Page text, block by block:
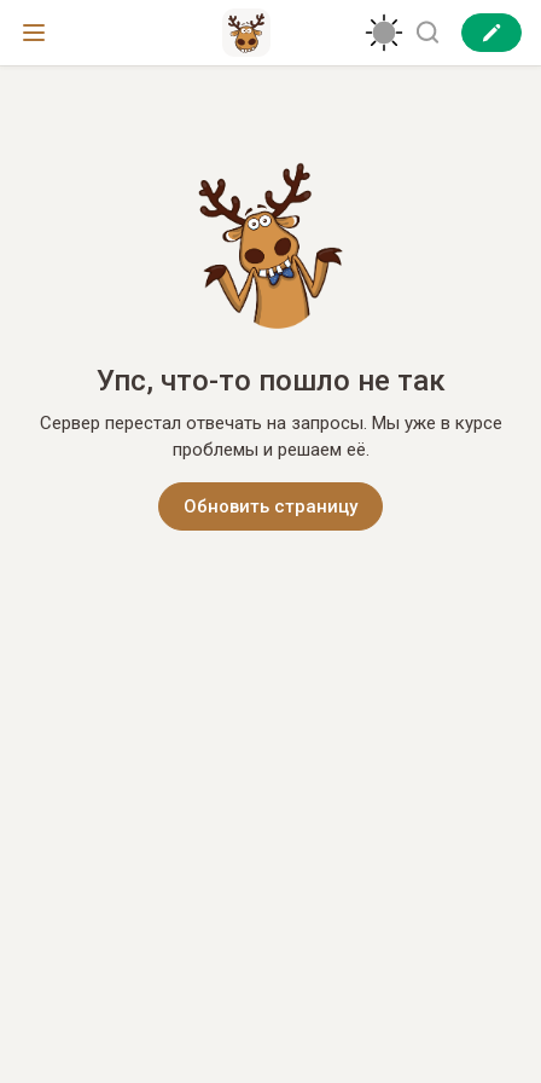
Упс, что-то пошло не так
Сервер перестал отвечать на запросы. Мы уже в курсе
проблемы и решаем её.
Обновить страницу